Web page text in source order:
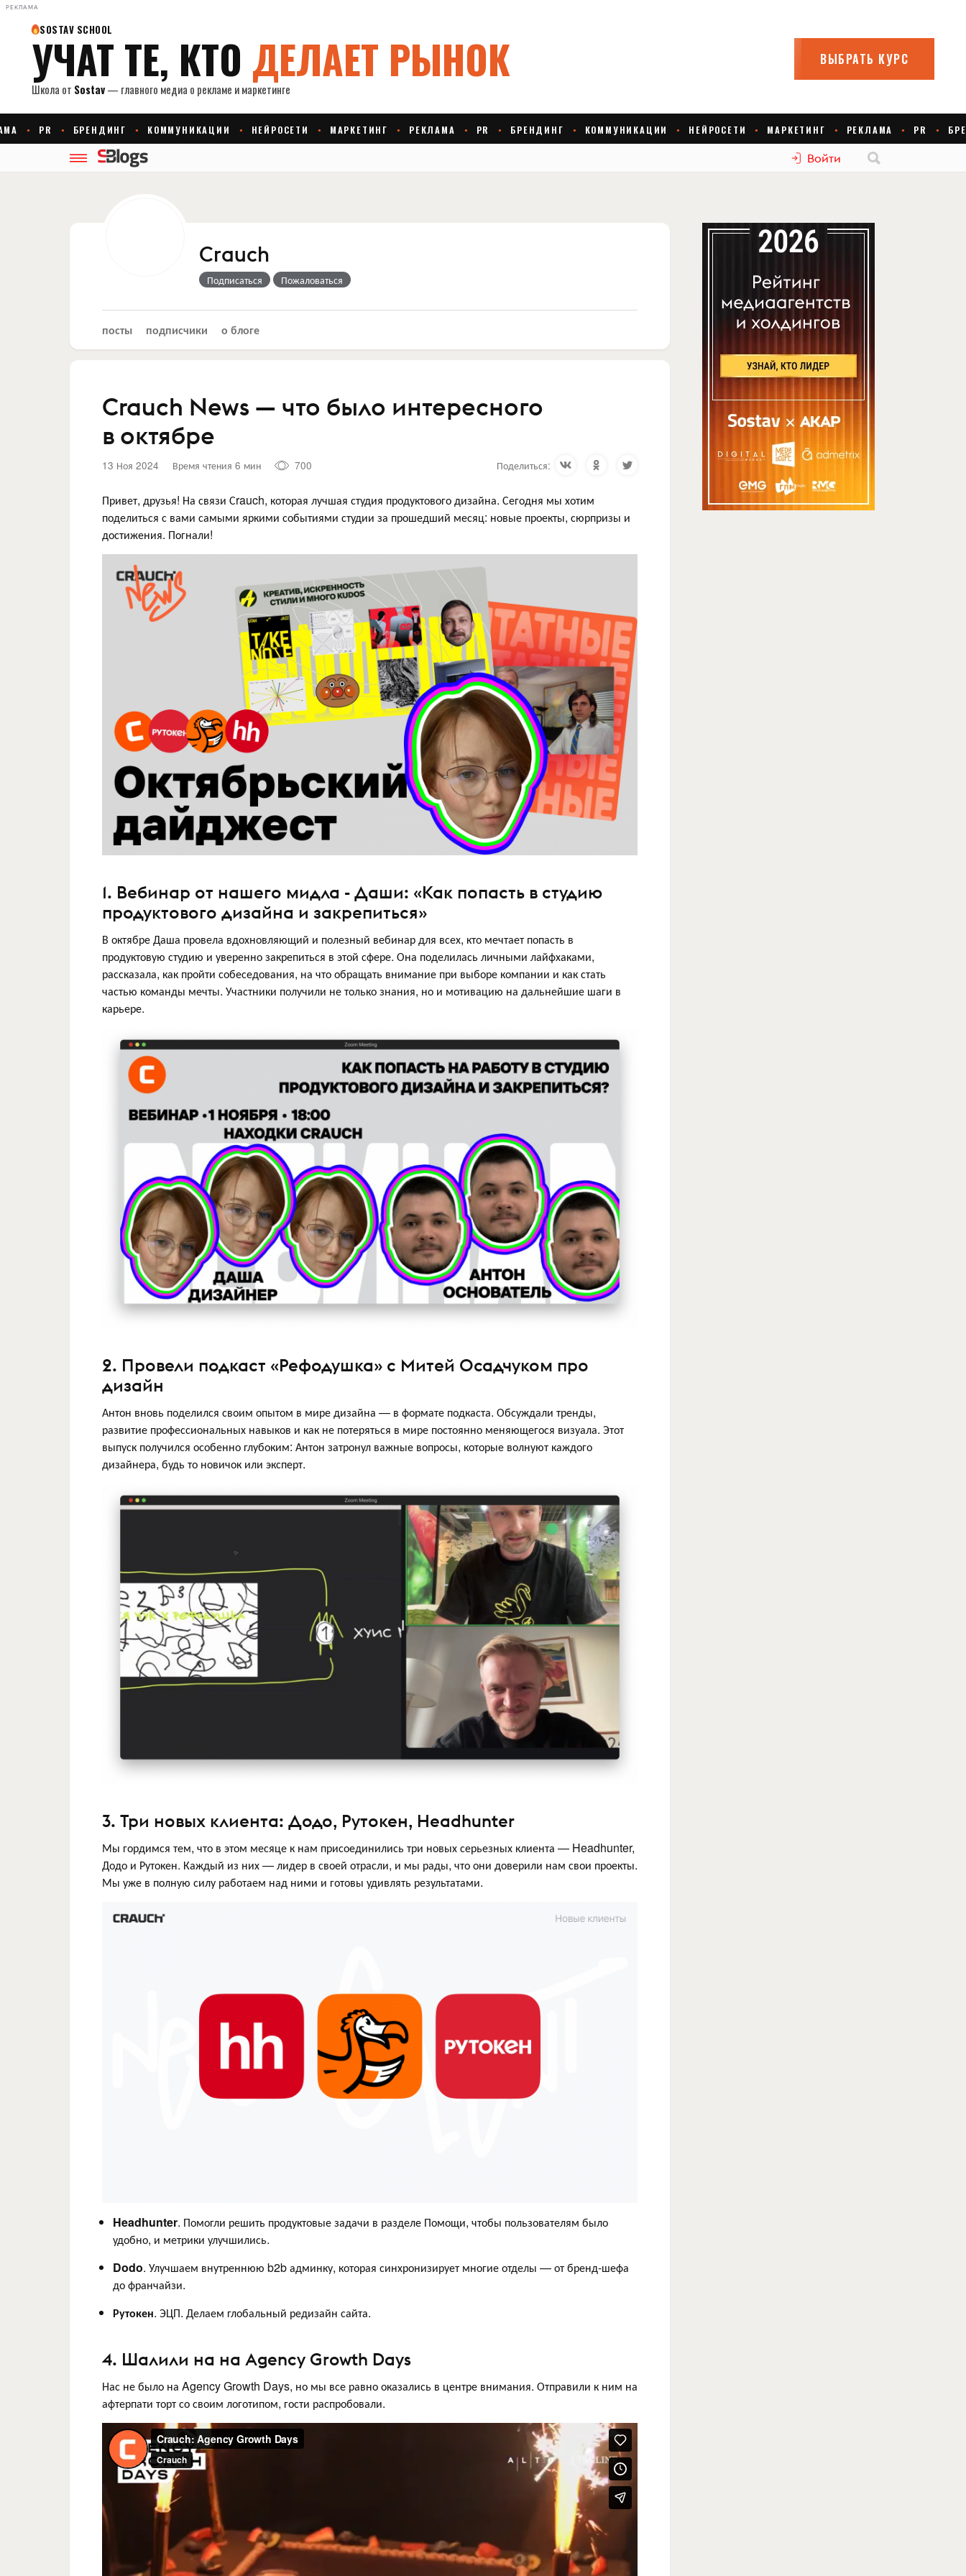
РЕКЛАМА
Войти
Crauch
Подписаться Пожаловаться
посты подписчики о блоге
Crauch News — что было интересного
в октябре
13 Ноя 2024 Время чтения 6 мин 700 Поделиться:
Привет, друзья! На связи Сrauch, которая лучшая студия продуктового дизайна. Сегодня мы хотим
поделиться с вами самыми яркими событиями студии за прошедший месяц: новые проекты, сюрпризы и
достижения. Погнали!
1. Вебинар от нашего мидла - Даши: «Как попасть в студию
продуктового дизайна и закрепиться»
В октябре Даша провела вдохновляющий и полезный вебинар для всех, кто мечтает попасть в
продуктовую студию и уверенно закрепиться в этой сфере. Она поделилась личными лайфхаками,
рассказала, как пройти собеседования, на что обращать внимание при выборе компании и как стать
частью команды мечты. Участники получили не только знания, но и мотивацию на дальнейшие шаги в
карьере.
2. Провели подкаст «Рефодушка» с Митей Осадчуком про
дизайн
Антон вновь поделился своим опытом в мире дизайна — в формате подкаста. Обсуждали тренды,
развитие профессиональных навыков и как не потеряться в мире постоянно меняющегося визуала. Этот
выпуск получился особенно глубоким: Антон затронул важные вопросы, которые волнуют каждого
дизайнера, будь то новичок или эксперт.
3. Три новых клиента: Додо, Рутокен, Headhunter
Мы гордимся тем, что в этом месяце к нам присоединились три новых серьезных клиента — Headhunter,
Додо и Рутокен. Каждый из них — лидер в своей отрасли, и мы рады, что они доверили нам свои проекты.
Мы уже в полную силу работаем над ними и готовы удивлять результатами.
Headhunter. Помогли решить продуктовые задачи в разделе Помощи, чтобы пользователям было
удобно, и метрики улучшились.
Dodo. Улучшаем внутреннюю b2b админку, которая синхронизирует многие отделы — от бренд-шефа
до франчайзи.
Рутокен. ЭЦП. Делаем глобальный редизайн сайта.
4. Шалили на на Agency Growth Days
Нас не было на Agency Growth Days, но мы все равно оказались в центре внимания. Отправили к ним на
афтерпати торт со своим логотипом, гости распробовали.